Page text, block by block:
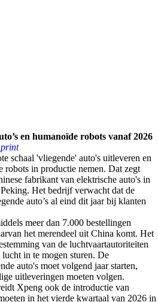
en humanoïde robots vanaf 2026
print
schaal 'vliegende' auto's uitleveren en
robots in productie nemen. Dat zegt
fabrikant van elektrische auto's in
Het bedrijf verwacht dat de
auto’s al eind dit jaar bij klanten
meer dan 7.000 bestellingen
het merendeel uit China komt. Het
van de luchtvaartautoriteiten
in te mogen sturen. De
auto's moet volgend jaar starten,
uitleveringen moeten volgen.
Xpeng ook de introductie van
in het vierde kwartaal van 2026 in